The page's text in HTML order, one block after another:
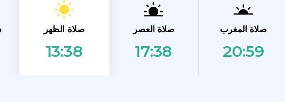
صلاة الظهر
13:38
صلاة العصر
17:38
صلاة المغرب
20:59